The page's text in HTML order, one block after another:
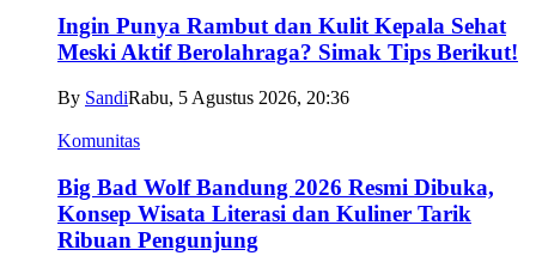
Ingin Punya Rambut dan Kulit Kepala Sehat
Meski Aktif Berolahraga? Simak Tips Berikut!
By SandiRabu, 5 Agustus 2026, 20:36
Komunitas
Big Bad Wolf Bandung 2026 Resmi Dibuka,
Konsep Wisata Literasi dan Kuliner Tarik
Ribuan Pengunjung